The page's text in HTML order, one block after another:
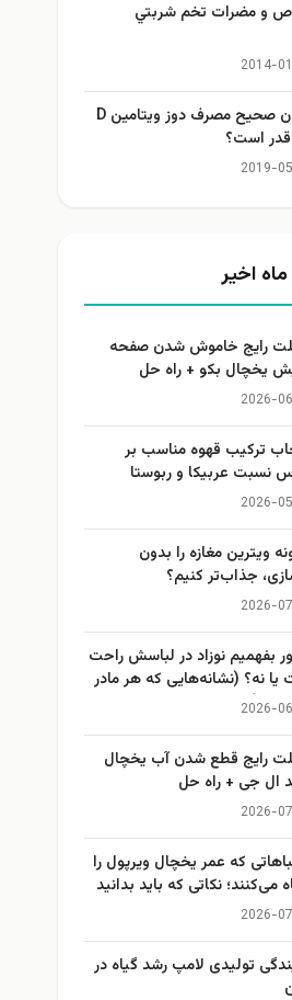
و مضرات تخم شربتي
2014-
میزان صحیح مصرف دوز ویتامین D
است؟
2019-
رایج خاموش شدن صفحه
یخچال بکو + راه حل
2026-
ترکیب قهوه مناسب بر
نسبت عربیکا و ربوستا
2026-
ویترین مغازه را بدون
جذاب‌تر کنیم؟
2026-
بفهمیم نوزاد در لباسش راحت
یا نه؟ (نشانه‌هایی که هر مادر
بداند)
2026-
رایج قطع شدن آب یخچال
ال جی + راه حل
2026-
که عمر یخچال ویرپول را
می‌کنند؛ نکاتی که باید بدانید
2026-
تولیدی لامپ رشد گیاه در